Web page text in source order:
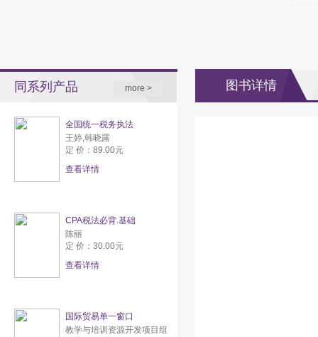
同系列产品 more >
全国统一税务执法
王婷,韩晓露
定 价：89.00元
查看详情
CPA税法必背.基础
陈丽
定 价：30.00元
查看详情
国际贸易单一窗口
教学与培训资源开发项目组
图书详情